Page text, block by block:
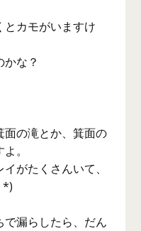
とカモがいますけ
な？
面の滝とか、箕面の
。
がたくさんいて、
*)
で漏らしたら、だん